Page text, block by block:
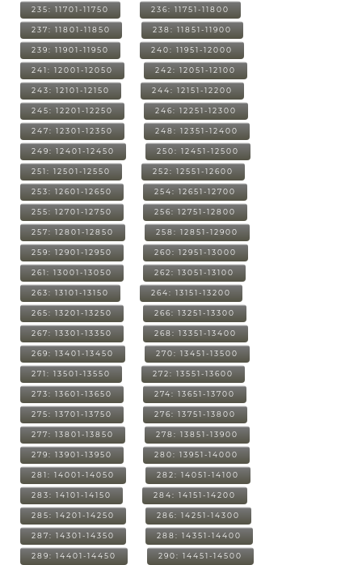
235: 11701-11750 236: 11751-11800
237: 11801-11850 238: 11851-11900
239: 11901-11950 240: 11951-12000
241: 12001-12050 242: 12051-12100
243: 12101-12150 244: 12151-12200
245: 12201-12250 246: 12251-12300
247: 12301-12350 248: 12351-12400
249: 12401-12450 250: 12451-12500
251: 12501-12550 252: 12551-12600
253: 12601-12650 254: 12651-12700
255: 12701-12750 256: 12751-12800
257: 12801-12850 258: 12851-12900
259: 12901-12950 260: 12951-13000
261: 13001-13050 262: 13051-13100
263: 13101-13150 264: 13151-13200
265: 13201-13250 266: 13251-13300
267: 13301-13350 268: 13351-13400
269: 13401-13450 270: 13451-13500
271: 13501-13550 272: 13551-13600
273: 13601-13650 274: 13651-13700
275: 13701-13750 276: 13751-13800
277: 13801-13850 278: 13851-13900
279: 13901-13950 280: 13951-14000
281: 14001-14050 282: 14051-14100
283: 14101-14150 284: 14151-14200
285: 14201-14250 286: 14251-14300
287: 14301-14350 288: 14351-14400
289: 14401-14450 290: 14451-14500